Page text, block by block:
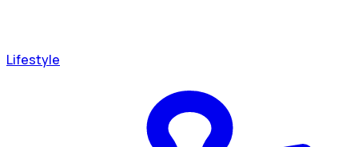
Lifestyle